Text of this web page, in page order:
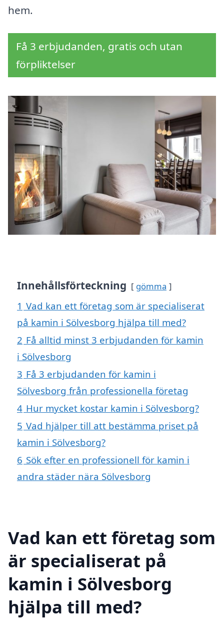
hem.
Få 3 erbjudanden, gratis och utan
förpliktelser
Innehållsförteckning gömma
1 Vad kan ett företag som är specialiserat
på kamin i Sölvesborg hjälpa till med?
2 Få alltid minst 3 erbjudanden för kamin
i Sölvesborg
3 Få 3 erbjudanden för kamin i
Sölvesborg från professionella företag
4 Hur mycket kostar kamin i Sölvesborg?
5 Vad hjälper till att bestämma priset på
kamin i Sölvesborg?
6 Sök efter en professionell för kamin i
andra städer nära Sölvesborg
Vad kan ett företag som
är specialiserat på
kamin i Sölvesborg
hjälpa till med?